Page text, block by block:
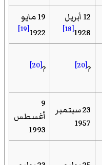
12 أبريل
1928
[18]
19 مايو
1922
[19]
?
[20]
?
[20]
23 سبتمبر
1957
9
أغسطس
1993